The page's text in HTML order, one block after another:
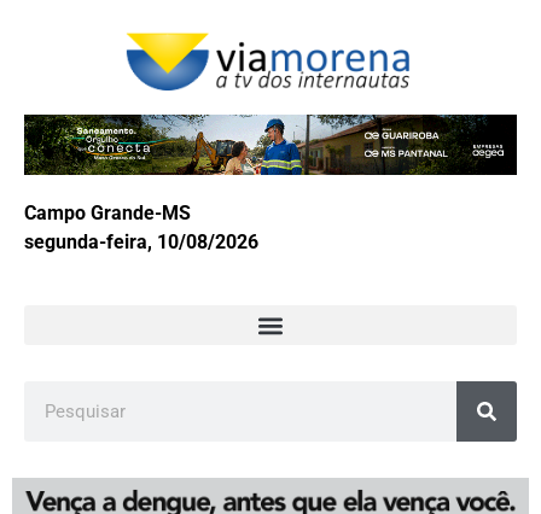
Campo Grande-MS
segunda-feira, 10/08/2026